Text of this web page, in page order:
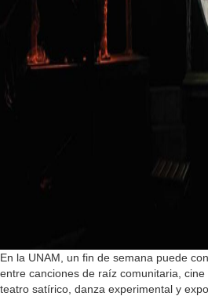
En la UNAM, un fin de semana puede
entre canciones de raíz comunitaria, cine
teatro satírico, danza experimental y